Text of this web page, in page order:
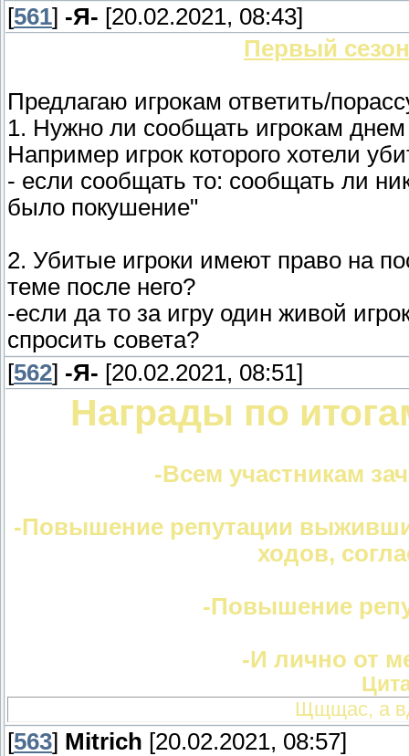
[561] -Я- [20.02.2021, 08:43]
Первый
Предлагаю игрокам ответить/
1. Нужно ли сообщать игрокам
Например игрок которого хотели
- если сообщать то: сообщать ли
было покушение"
2. Убитые игроки имеют право на
теме после него?
-если да то за игру один живой
спросить совета?
[562] -Я- [20.02.2021, 08:51]
Награды по
-Всем участникам
-Повышение репутации
ходов,
-Повышение
-И лично от
Щщщас, а
[563] Mitrich [20.02.2021, 08:57]